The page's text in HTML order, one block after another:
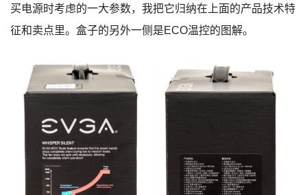
买电源时考虑的一大参数，我把它归纳在上面的产品技术特
征和卖点里。盒子的另外一侧是ECO温控的图解。